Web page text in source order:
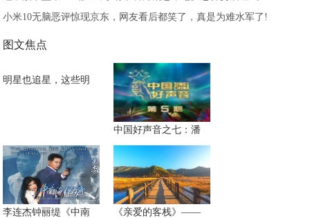
小米10无脑恶评惊现京东，网友看后都笑了，真是为难水军了!
图文焦点
明星也追星，这些明
中国好声音之七：潘
李连杰钟丽缇《中南 《亲爱的客栈》——